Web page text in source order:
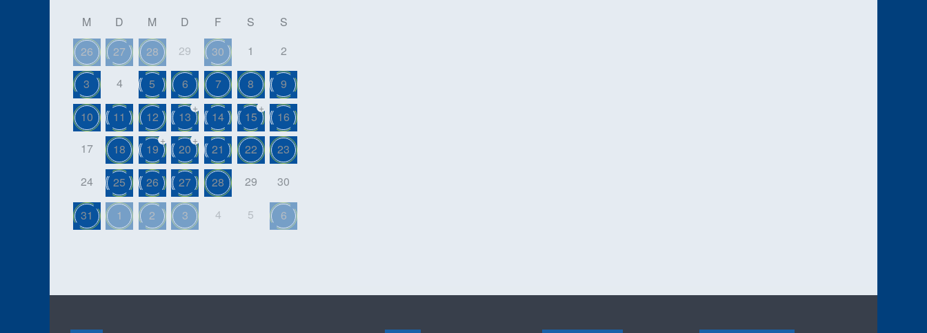
M D M D F S
S
26
27 28 29 30 1 2
3 4 5 6 7 8 9
10 11 12 13
+
14 15
+
16
17 18 19
+
20
+
21 22 23
24 25 26 27 28 29 30
31 1 2 3 4 5 6